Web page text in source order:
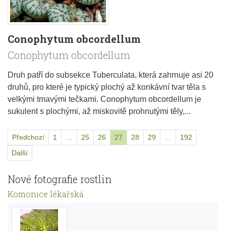
Conophytum obcordellum
Conophytum obcordellum
Druh patří do subsekce Tuberculata, která zahrnuje asi 20
druhů, pro které je typický plochý až konkávní tvar těla s
velkými tmavými tečkami. Conophytum obcordellum je
sukulent s plochými, až miskovitě prohnutými těly,...
Předchozí 1 25 26 27 28 29
192
Další
Nové fotografie rostlin
Komonice lékařská